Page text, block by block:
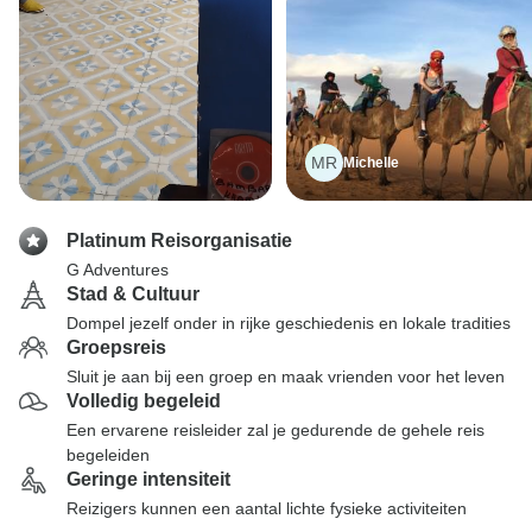
MR Michelle
Platinum Reisorganisatie
G Adventures
Stad & Cultuur
Dompel jezelf onder in rijke geschiedenis en lokale tradities
Groepsreis
Sluit je aan bij een groep en maak vrienden voor het leven
Volledig begeleid
Een ervarene reisleider zal je gedurende de gehele reis
begeleiden
Geringe intensiteit
Reizigers kunnen een aantal lichte fysieke activiteiten